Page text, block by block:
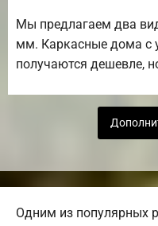
Мы предлагаем два
мм. Каркасные дома с
получаются дешевле,
Одним из популярных